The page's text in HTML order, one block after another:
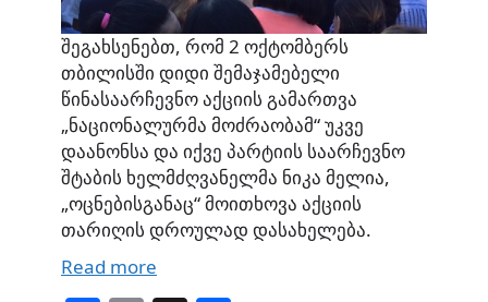
შეგახსენებთ, რომ 2 ოქტომბერს
თბილისში დიდი შემაჯამებელი
წინასაარჩევნო აქციის გამართვა
„ნაციონალურმა მოძრაობამ“ უკვე
დაანონსა და იქვე პარტიის საარჩევნო
შტაბის ხელმძღვანელმა ნიკა მელია,
„ოცნებისგანაც“ მოითხოვა აქციის
თარიღის დროულად დასახელება.
Read more